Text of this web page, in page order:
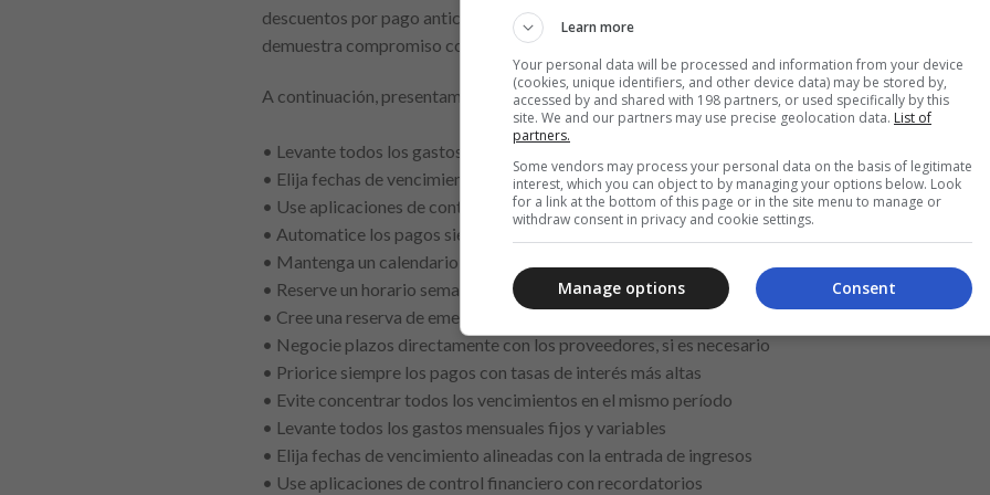
descuentos por pago anticipado o beneficios por fidelidad. Mantener este canal abierto facilita
demuestra compromiso con las obligaciones financieras.
A continuación, presentamos un infográfico textual con un resumen práctico de consejos para
• Levante todos los gastos mensuales fijos y variables
• Elija fechas de vencimiento alineadas con la entrada de ingresos
• Use aplicaciones de control financiero con recordatorios
• Automatice los pagos siempre que sea posible
• Mantenga un calendario financiero mensual actualizado
• Reserve un horario semanal para revisar los pagos
• Cree una reserva de emergencia para imprevistos
• Negocie plazos directamente con los proveedores, si es necesario
• Priorice siempre los pagos con tasas de interés más altas
• Evite concentrar todos los vencimientos en el mismo período
• Levante todos los gastos mensuales fijos y variables
• Elija fechas de vencimiento alineadas con la entrada de ingresos
• Use aplicaciones de control financiero con recordatorios
Learn more
Your personal data will be processed and information from your device
(cookies, unique identifiers, and other device data) may be stored by,
accessed by and shared with 198 partners, or used specifically by this
site. We and our partners may use precise geolocation data. List of
partners.
Some vendors may process your personal data on the basis of legitimate
interest, which you can object to by managing your options below. Look
for a link at the bottom of this page or in the site menu to manage or
withdraw consent in privacy and cookie settings.
Consent
Manage options